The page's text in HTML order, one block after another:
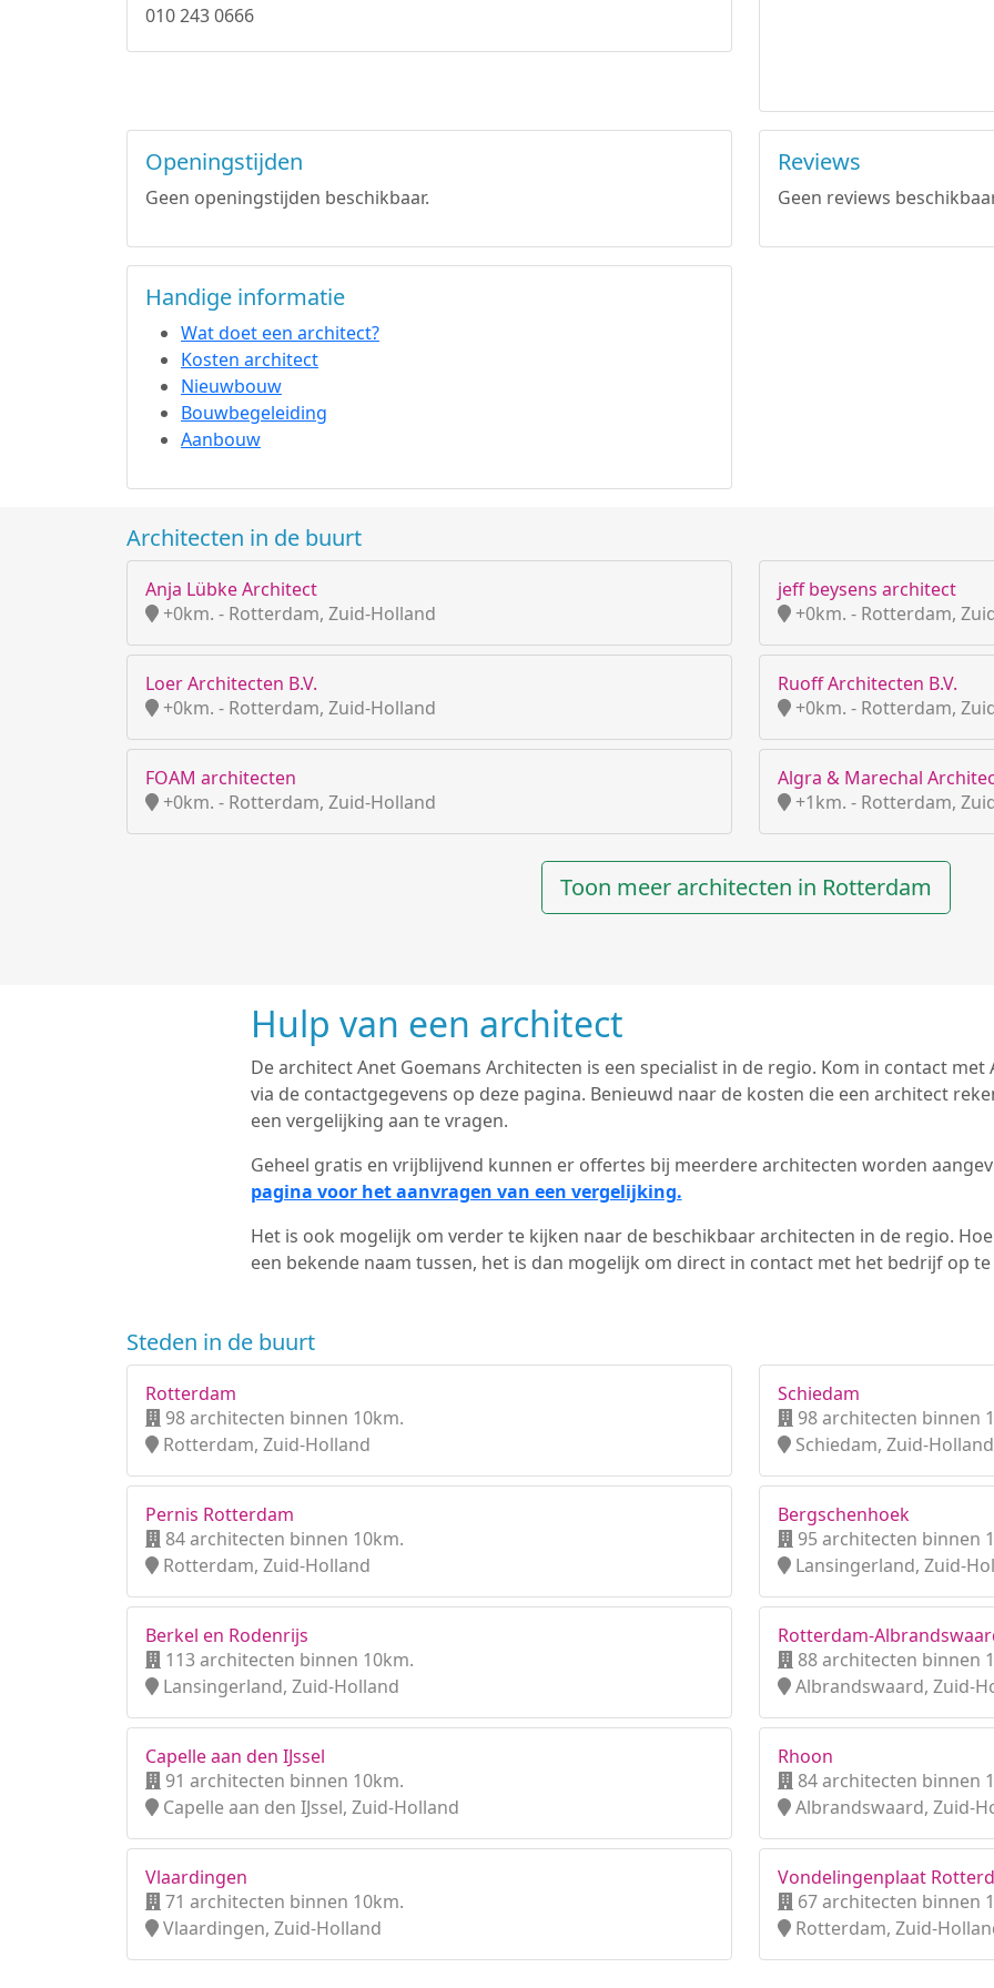
010 243 0666
Openingstijden
Geen openingstijden beschikbaar.
Handige informatie
Wat doet een architect?
Kosten architect
Nieuwbouw
Bouwbegeleiding
Aanbouw
Reviews
Geen reviews
Architecten in de buurt
Anja Lübke Architect
+0km. - Rotterdam, Zuid-Holland
jeff beysens architect
+0km. - Rotterdam,
Loer Architecten B.V.
+0km. - Rotterdam, Zuid-Holland
Ruoff Architecten B.V.
+0km. - Rotterdam,
FOAM architecten
+0km. - Rotterdam, Zuid-Holland
Algra & Marechal
+1km. - Rotterdam,
Toon meer architecten in Rotterdam
Hulp van een architect
De architect Anet Goemans Architecten is een specialist in de regio. Kom in contact met
via de contactgegevens op deze pagina. Benieuwd naar de kosten die een architect
een vergelijking aan te vragen.
Geheel gratis en vrijblijvend kunnen er offertes bij meerdere architecten worden
pagina voor het aanvragen van een vergelijking.
Het is ook mogelijk om verder te kijken naar de beschikbaar architecten in de regio.
een bekende naam tussen, het is dan mogelijk om direct in contact met het bedrijf op
Steden in de buurt
Rotterdam
98 architecten binnen 10km.
Rotterdam, Zuid-Holland
Schiedam
98 architecten binnen
Schiedam, Zuid-Holland
Pernis Rotterdam
84 architecten binnen 10km.
Rotterdam, Zuid-Holland
Bergschenhoek
95 architecten binnen
Lansingerland, Zuid-
Berkel en Rodenrijs
113 architecten binnen 10km.
Lansingerland, Zuid-Holland
Rotterdam-
88 architecten binnen
Albrandswaard, Zuid-
Capelle aan den IJssel
91 architecten binnen 10km.
Capelle aan den IJssel, Zuid-Holland
Rhoon
84 architecten binnen
Albrandswaard, Zuid-
Vlaardingen
71 architecten binnen 10km.
Vlaardingen, Zuid-Holland
Vondelingenplaat
67 architecten binnen
Rotterdam, Zuid-